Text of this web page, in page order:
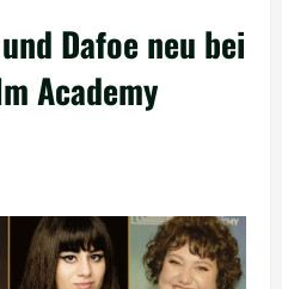
Dafoe neu bei
Academy